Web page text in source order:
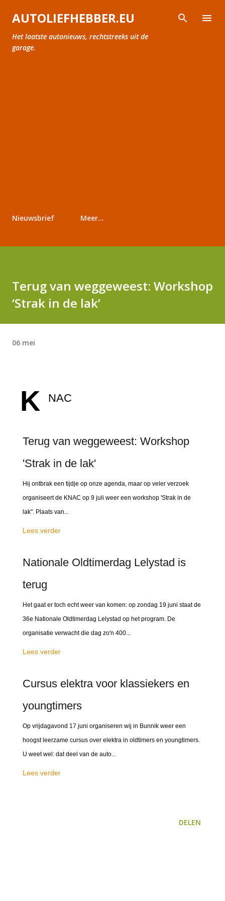
Doorgaan naar hoofdcontent
AUTOLIEFHEBBER.EU
Het laatste autonieuws, rechtstreeks uit de
garage.
Nieuwsbrief Meer…
Terug van weggeweest: Workshop
‘Strak in de lak’
06 mei
K NAC
Terug van weggeweest: Workshop
'Strak in de lak'
Hij ontbrak een tijdje op onze agenda, maar op veler verzoek
organiseert de KNAC op 9 juli weer een workshop 'Strak in de
lak". Plaats van...
Lees verder
Nationale Oldtimerdag Lelystad is
terug
Het gaat er toch echt weer van komen: op zondag 19 juni staat de
36e Nationale Oldtimerdag Lelystad op het program. De
organisatie verwacht die dag zo'n 400...
Lees verder
Cursus elektra voor klassiekers en
youngtimers
Op vrijdagavond 17 juni organiseren wij in Bunnik weer een
hoogst leerzame cursus over elektra in oldtimers en youngtimers.
U weet wel: dat deel van de auto...
Lees verder
DELEN